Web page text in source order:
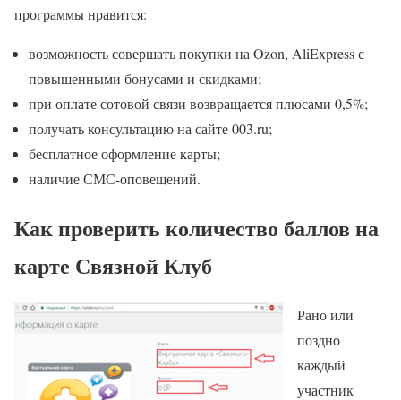
программы нравится:
возможность совершать покупки на Ozon, AliExpress с
повышенными бонусами и скидками;
при оплате сотовой связи возвращается плюсами 0,5%;
получать консультацию на сайте 003.ru;
бесплатное оформление карты;
наличие СМС-оповещений.
Как проверить количество баллов на
карте Связной Клуб
Рано или
поздно
каждый
участник